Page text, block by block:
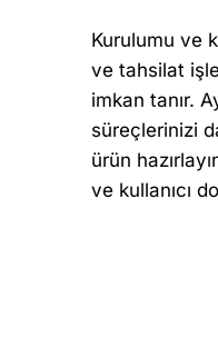
Kurulumu ve
ve tahsilat
imkan tanır.
süreçlerinizi
ürün
ve kullanıcı